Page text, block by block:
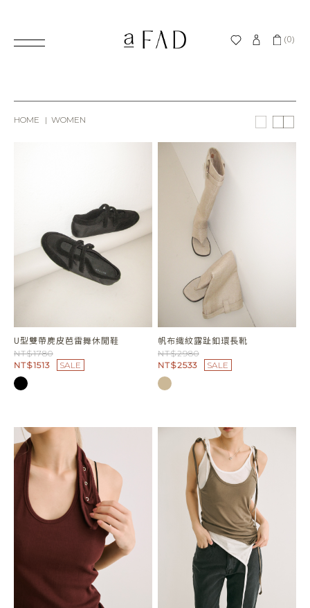
(0)
HOME WOMEN
U型雙帶麂皮芭雷舞休閒鞋
NT$1780
NT$1513
SALE
帆布織紋露趾釦環長靴
NT$2980
NT$2533
SALE